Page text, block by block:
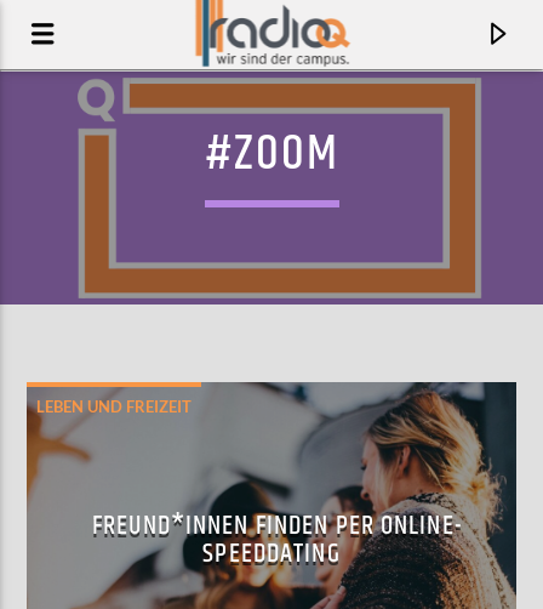
AKTUELLER TRACK
FOR YVES
#ZOOM
LEBEN UND FREIZEIT
FREUND*INNEN FINDEN PER ONLINE-
SPEEDDATING